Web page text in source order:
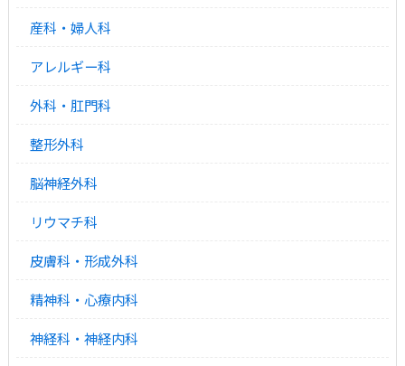
産科・婦人科
アレルギー科
外科・肛門科
整形外科
脳神経外科
リウマチ科
皮膚科・形成外科
精神科・心療内科
神経科・神経内科